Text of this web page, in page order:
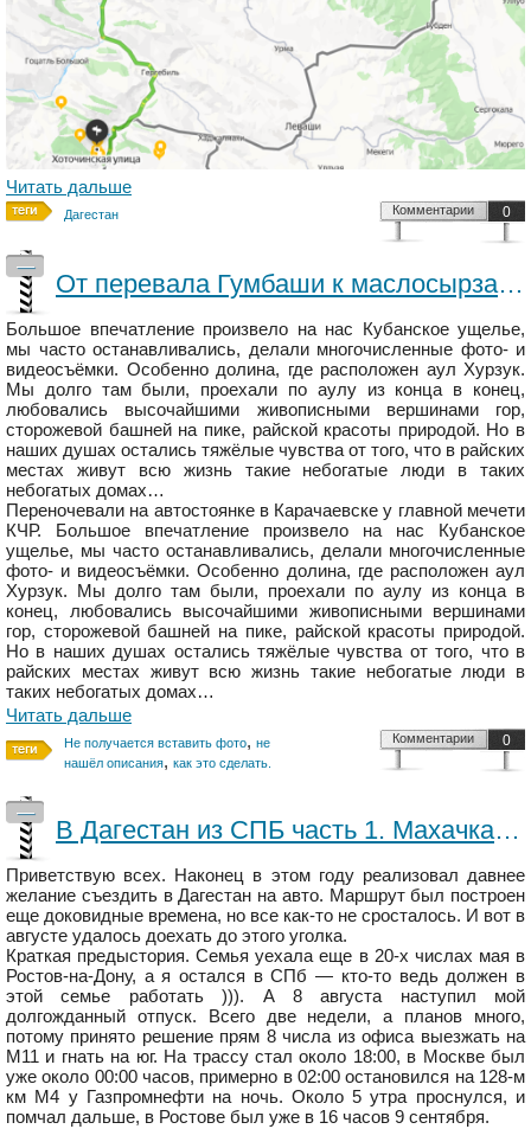
Читать дальше
Дагестан 0
Комментарии
—
От перевала Гумбаши к маслосырзаводу на пузотёрке.
Большое впечатление произвело на нас Кубанское ущелье,
мы часто останавливались, делали многочисленные фото- и
видеосъёмки. Особенно долина, где расположен аул Хурзук.
Мы долго там были, проехали по аулу из конца в конец,
любовались высочайшими живописными вершинами гор,
сторожевой башней на пике, райской красоты природой. Но в
наших душах остались тяжёлые чувства от того, что в райских
местах живут всю жизнь такие небогатые люди в таких
небогатых домах…
Переночевали на автостоянке в Карачаевске у главной мечети
КЧР. Большое впечатление произвело на нас Кубанское
ущелье, мы часто останавливались, делали многочисленные
фото- и видеосъёмки. Особенно долина, где расположен аул
Хурзук. Мы долго там были, проехали по аулу из конца в
конец, любовались высочайшими живописными вершинами
гор, сторожевой башней на пике, райской красоты природой.
Но в наших душах остались тяжёлые чувства от того, что в
райских местах живут всю жизнь такие небогатые люди в
таких небогатых домах…
Читать дальше
Не получается вставить фото, не
нашёл описания, как это сделать.
0
Комментарии
—
В Дагестан из СПБ часть 1. Махачкала, Сулакский каньон, бархан Сарыкум
Приветствую всех. Наконец в этом году реализовал давнее
желание съездить в Дагестан на авто. Маршрут был построен
еще доковидные времена, но все как-то не сросталось. И вот в
августе удалось доехать до этого уголка.
Краткая предыстория. Семья уехала еще в 20-х числах мая в
Ростов-на-Дону, а я остался в СПб — кто-то ведь должен в
этой семье работать ))). А 8 августа наступил мой
долгожданный отпуск. Всего две недели, а планов много,
потому принято решение прям 8 числа из офиса выезжать на
М11 и гнать на юг. На трассу стал около 18:00, в Москве был
уже около 00:00 часов, примерно в 02:00 остановился на 128-м
км М4 у Газпромнефти на ночь. Около 5 утра проснулся, и
помчал дальше, в Ростове был уже в 16 часов 9 сентября.